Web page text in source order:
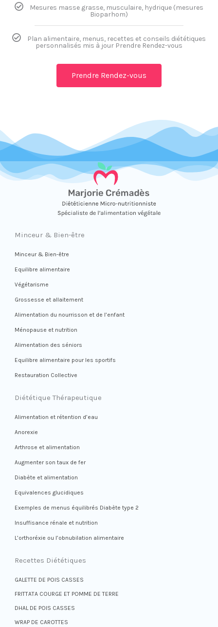
Mesures masse grasse, musculaire, hydrique (mesures
Bioparhom)
Plan alimentaire, menus, recettes et conseils diététiques
personnalisés mis à jour Prendre Rendez-vous
Prendre Rendez-vous
Minceur & Bien-être
Minceur & Bien-être
Equilibre alimentaire
Végétarisme
Grossesse et allaitement
Alimentation du nourrisson et de l’enfant
Ménopause et nutrition
Alimentation des séniors
Equilibre alimentaire pour les sportifs
Restauration Collective
Diététique Thérapeutique
Alimentation et rétention d’eau
Anorexie
Arthrose et alimentation
Augmenter son taux de fer
Diabète et alimentation
Equivalences glucidiques
Exemples de menus équilibrés Diabète type 2
Insuffisance rénale et nutrition
L’orthoréxie ou l’obnubilation alimentaire
Recettes Diététiques
GALETTE DE POIS CASSES
FRITTATA COURGE ET POMME DE TERRE
DHAL DE POIS CASSES
WRAP DE CAROTTES